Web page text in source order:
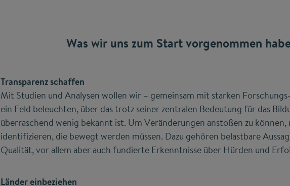
Was wir uns zum Start vorgenommen
Transparenz schaffen
Mit Studien und Analysen wollen wir – gemeinsam mit starken
ein Feld beleuchten, über das trotz seiner zentralen Bedeutung für das
überraschend wenig bekannt ist. Um Veränderungen anstoßen zu können,
identifizieren, die bewegt werden müssen. Dazu gehören belastbare
Qualität, vor allem aber auch fundierte Erkenntnisse über Hürden und
Länder einbeziehen